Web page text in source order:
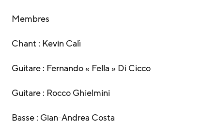
Membres
Chant : Kevin Calì
Guitare : Fernando « Fella » Di Cicco
Guitare : Rocco Ghielmini
Basse : Gian-Andrea Costa